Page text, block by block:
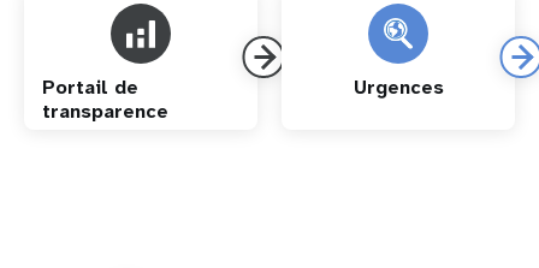
Portail de
transparence
Urgences